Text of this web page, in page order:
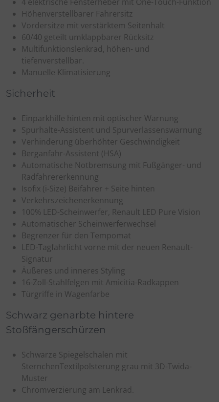
Höhenverstellbarer Fahrersitz
Vordersitze mit verstärktem Seitenhalt
60/40 geteilt umklappbarer Rücksitz
Multifunktionslenkrad, höhen- und
tiefenverstellbar.
Manuelle Klimatisierung
Sicherheit
Einparkhilfe hinten mit optischer Warnung
Spurhalte-Assistent und Spurverlassenswarnung
Verhinderung überhöhter Geschwindigkeit
Berganfahr-Assistent (HSA)
Automatische Notbremsung mit Fußgänger- und
Radfahrererkennung
Isofix (i-Size) Beifahrer + Seite hinten
Verkehrszeichenerkennung
100% LED-Scheinwerfer, Renault LED Pure Vision
Automatischer Scheinwerferwechsel
Begrenzer für den Tempomat
LED-Tagfahrlicht vorne mit der neuen Renault-
Signatur
Äußeres und inneres Styling
16-Zoll-Stahlfelgen mit Amicitia-Radkappen
Türgriffe in Wagenfarbe
Schwarz genarbte hintere
Stoßfängerschürzen
Schwarze Spiegelschalen mit
SternchenTextilpolsterung grau mit 3D-Twida-
Muster
Chromverzierung am Lenkrad.